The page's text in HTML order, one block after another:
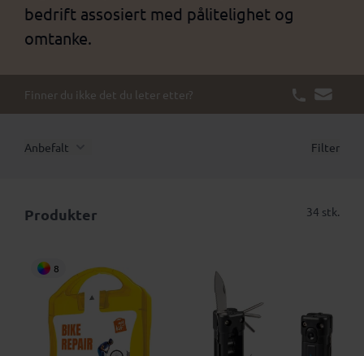
bedrift assosiert med pålitelighet og
omtanke.
Finner du ikke det du leter etter?
Anbefalt Filter
Produkter 34 stk.
8